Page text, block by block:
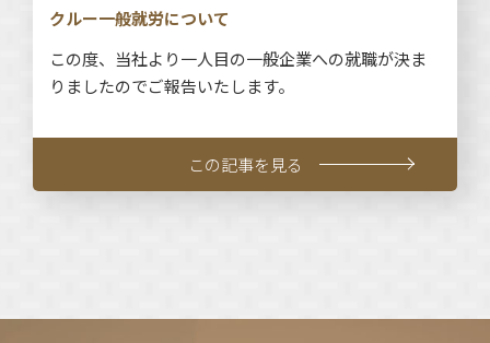
クルー一般就労について
この度、当社より一人目の一般企業への就職が決ま
りましたのでご報告いたします。
この記事を見る